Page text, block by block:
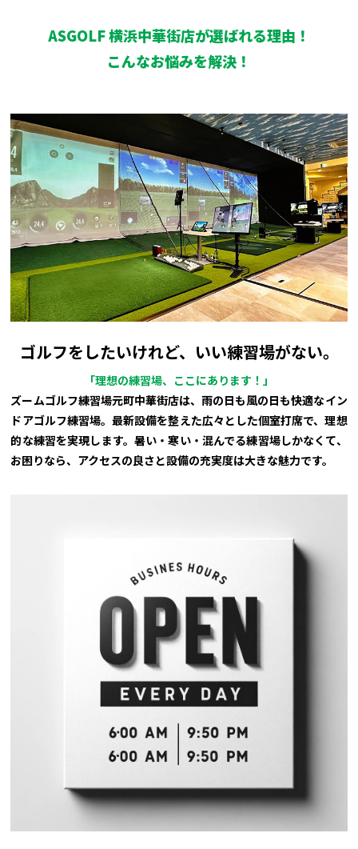
ASGOLF 横浜中華街店が選ばれる理由！
こんなお悩みを解決！
ゴルフをしたいけれど、いい練習場がない。
「理想の練習場、ここにあります！」
ズームゴルフ練習場元町中華街店は、雨の日も風の日も快適なイン
ドアゴルフ練習場。最新設備を整えた広々とした個室打席で、理想
的な練習を実現します。暑い・寒い・混んでる練習場しかなくて、
お困りなら、アクセスの良さと設備の充実度は大きな魅力です。